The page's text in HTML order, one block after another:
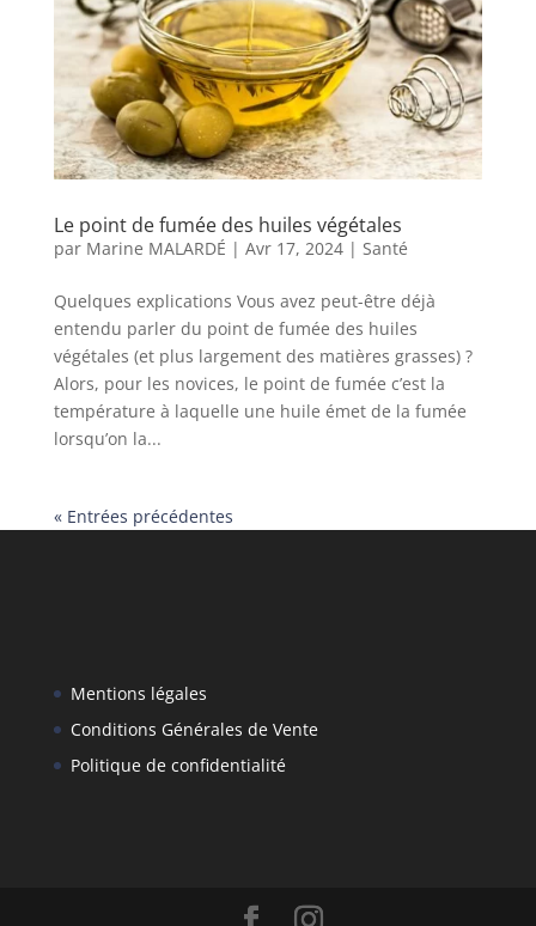
Le point de fumée des huiles végétales
par Marine MALARDÉ | Avr 17, 2024| Santé
Quelques explications Vous avez peut-être déjà
entendu parler du point de fumée des huiles
végétales (et plus largement des matières grasses) ?
Alors, pour les novices, le point de fumée c’est la
température à laquelle une huile émet de la fumée
lorsqu’on la...
« Entrées précédentes
Mentions légales
Conditions Générales de Vente
Politique de confidentialité